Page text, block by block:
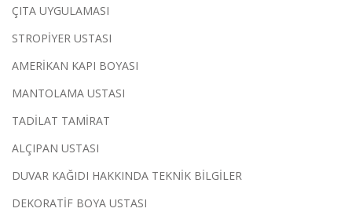
ÇITA UYGULAMASI
STROPİYER USTASI
AMERİKAN KAPI BOYASI
MANTOLAMA USTASI
TADİLAT TAMİRAT
ALÇIPAN USTASI
DUVAR KAĞIDI HAKKINDA TEKNİK BİLGİLER
DEKORATİF BOYA USTASI